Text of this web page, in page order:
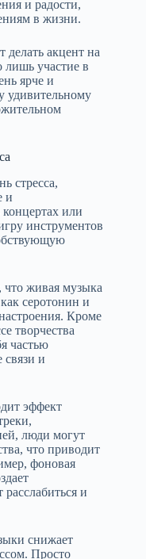
и радости,
в жизни.
делать акцент на
участие в
ярче и
удивительному
стресса,
и
или
инструментов
что живая музыка
серотонин и
Кроме
творчества
частью
связи и
эффект
люди могут
что приводит
фоновая
и
снижает
Просто